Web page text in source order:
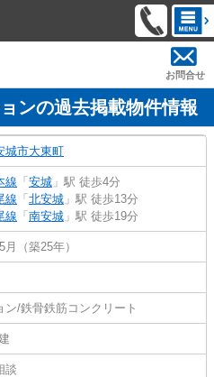
お問合せ
ンの過去掲載物件情報
城市大東町
線 「 安城 」駅 徒歩4分
線 「 北安城 」駅 徒歩13分
線 「 南安城 」駅 徒歩19分
月（築25年）
ン/鉄骨鉄筋コンクリート
談